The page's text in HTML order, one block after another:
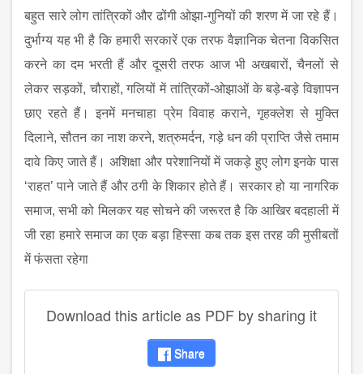
बहुत सारे लोग तांत्रिकों और ढोंगी ओझा-गुनियों की शरण में जा रहे हैं।
दुर्भाग्य यह भी है कि हमारी सरकारें एक तरफ वैज्ञानिक चेतना विकसित
करने का दम भरती हैं और दूसरी तरफ आज भी अखबारों, चैनलों से
लेकर सड़कों, चौराहों, गलियों में तांत्रिकों-ओझाओं के बड़े-बड़े विज्ञापन
छाए रहते हैं। इनमें मनचाहा प्रेम विवाह कराने, गृहक्लेश से मुक्ति
दिलाने, सौतन का नाश करने, शत्रुमर्दन, गड़े धन की प्राप्ति जैसे तमाम
दावे किए जाते हैं। अशिक्षा और परेशानियों में जकड़े हुए लोग इनके पास
‘राहत’ पाने जाते हैं और ठगी के शिकार होते हैं। सरकार हो या नागरिक
समाज, सभी को मिलकर यह सोचने की जरूरत है कि आखिर बदहाली में
जी रहा हमारे समाज का एक बड़ा हिस्सा कब तक इस तरह की मुसीबतों
में फंसता रहेगा
Download this article as PDF by sharing it
Share